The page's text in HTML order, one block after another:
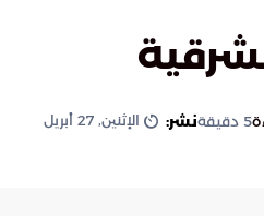
5 دقيقةنشر: الإثنين, 27 أبريل